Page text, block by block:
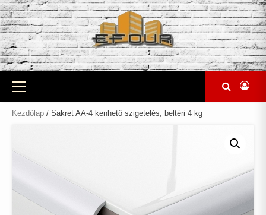
Skip
to
content
Primary
Menu
Kezdőlap / Sakret AA-4 kenhető szigetelés, beltéri 4 kg